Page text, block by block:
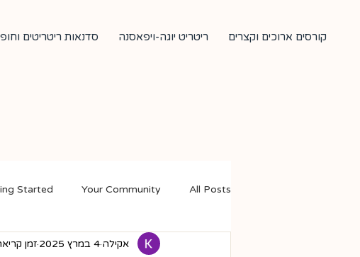
קורסים ארוכים וקצרים ריטריט יוגה-ויפאסנה סדנאות ריטריטים
All Posts
Your Community
Started
אקילה 4 במרץ 2025 זמן קריאה 2